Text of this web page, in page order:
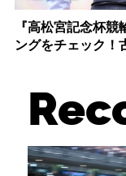
『高松宮記念杯
ングをチェック！